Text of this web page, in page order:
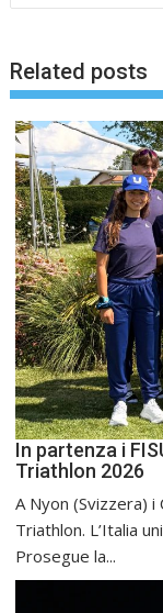
Related posts
In partenza i
Triathlon 2026
A Nyon (Svizzera)
Triathlon. L’Italia
Prosegue la...